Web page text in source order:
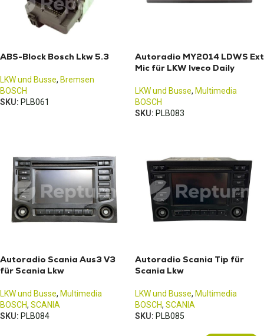
ABS-Block Bosch Lkw 5.3
LKW und Busse, Bremsen
BOSCH
SKU: PLB061
Autoradio MY2014 LDWS Ext
Mic für LKW Iveco Daily
LKW und Busse, Multimedia
BOSCH
SKU: PLB083
Autoradio Scania Aus3 V3
für Scania Lkw
LKW und Busse, Multimedia
BOSCH, SCANIA
SKU: PLB084
Autoradio Scania Tip für
Scania Lkw
LKW und Busse, Multimedia
BOSCH, SCANIA
SKU: PLB085